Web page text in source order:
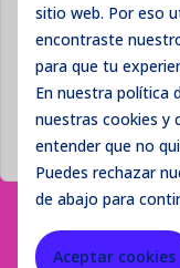
sitio web. Por eso
encontraste
para que tu
En nuestra política
nuestras cookies y
entender que no
Puedes rechazar
de abajo para
Aceptar cookies
Kit
Precios no visibles